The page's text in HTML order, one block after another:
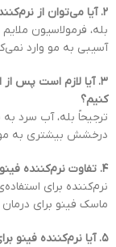
۲. آیا می‌توان از نرم‌کننده فینو به‌صورت روزانه استفاده کرد؟
بله، فرمولاسیون
آسیبی به مو وارد
۳. آیا لازم است پس از
کنیم؟
ترجیحاً بله، آب سرد
درخشش بیشتری به
۴. تفاوت نرم‌کننده فینو با ماسک موی فینو چیست؟
نرم‌کننده برای
ماسک فینو برای
۵. آیا نرم‌کننده فینو برای موهای رنگ‌شده بی‌خطر است؟